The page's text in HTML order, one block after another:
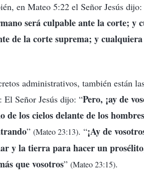
en Mateo 5:22 el Señor Jesús dijo:
será culpable ante la corte; y
de la corte suprema; y
administrativos, también están
El Señor Jesús dijo: “Pero, ¡ay de
los cielos delante de los
” (Mateo 23:13). “¡Ay de
y la tierra para hacer un
que vosotros” (Mateo 23:15).